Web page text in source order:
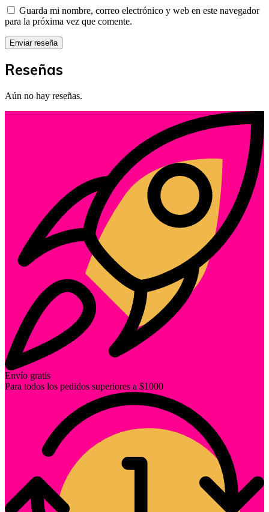
Guarda mi nombre, correo electrónico y web en este navegador
para la próxima vez que comente.
Reseñas
Aún no hay reseñas.
Envío gratis
Para todos los pedidos superiores a $1000